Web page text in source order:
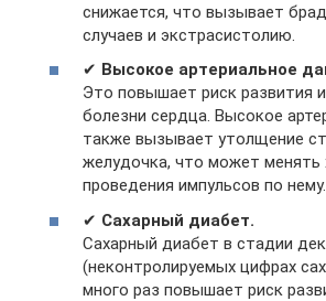
снижается, что вызывает
случаев и экстрасистолию.
✔ Высокое артериальное
Это повышает риск развития
болезни сердца. Высокое
также вызывает утолщение
желудочка, что может менять
проведения импульсов по нему.
✔ Сахарный диабет.
Сахарный диабет в стадии
(неконтролируемых цифрах
много раз повышает риск